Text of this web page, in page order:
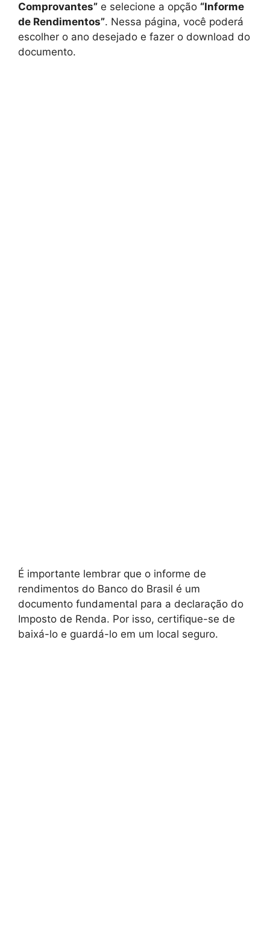
Comprovantes” e selecione a opção “Informe
de Rendimentos”. Nessa página, você poderá
escolher o ano desejado e fazer o download do
documento.
É importante lembrar que o informe de
rendimentos do Banco do Brasil é um
documento fundamental para a declaração do
Imposto de Renda. Por isso, certifique-se de
baixá-lo e guardá-lo em um local seguro.